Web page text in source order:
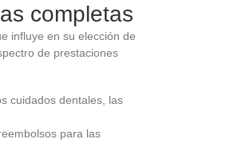
completas
influye en su elección de
de prestaciones
cuidados dentales, las
para las